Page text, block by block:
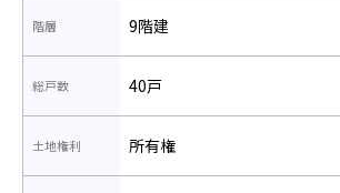
階層 9階建
総戸数 40戸
土地権利 所有権